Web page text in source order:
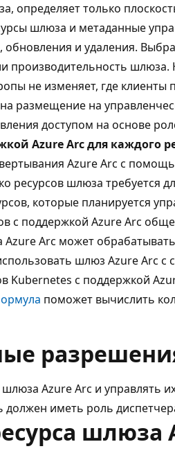
определяет только
шлюза и метаданные
обновления и удаления.
производительность
не изменяет, где клиенты
размещение на
доступом на основе
Azure Arc для каждого
Azure Arc с
ресурсов шлюза требуется
которые планируется
с поддержкой Azure Arc
Arc может
шлюз Azure Arc с
Kubernetes с поддержкой
поможет вычислить
Azure Arc и управлять
должен иметь роль
шлюза